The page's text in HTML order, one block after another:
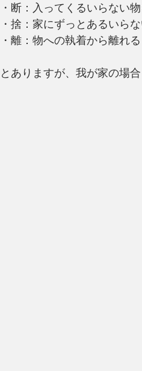
・断：入ってくるいらない物
・捨：家にずっとあるいらな
・離：物への執着から離れる
とありますが、我が家の場